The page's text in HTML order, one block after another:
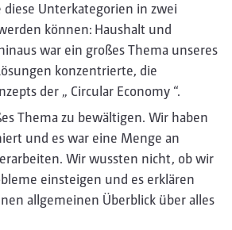
diese Unterkategorien in zwei
können: Haushalt und
war ein großes Thema unseres
konzentrierte, die
der „ Circular Economy “.
Thema zu bewältigen. Wir haben
und es war eine Menge an
Wir wussten nicht, ob wir
einsteigen und es erklären
allgemeinen Überblick über alles